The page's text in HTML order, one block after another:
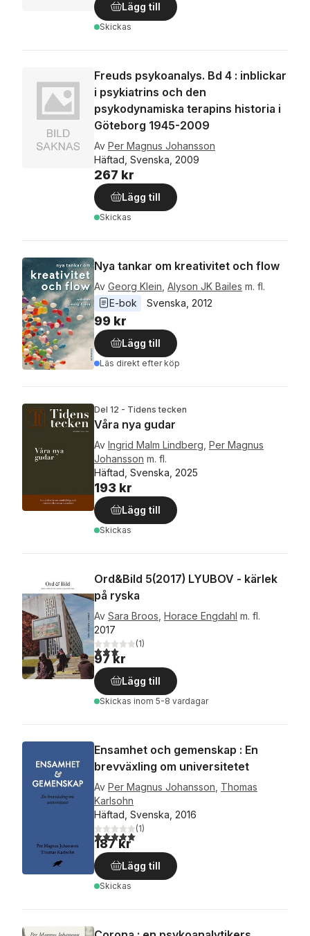
Lägg till
Skickas
Freuds psykoanalys. Bd 4 : inblickar
i psykiatrins och den
psykodynamiska terapins historia i
Göteborg 1945-2009
Av Per Magnus Johansson
Häftad, Svenska, 2009
267 kr
Lägg till
Skickas
Nya tankar om kreativitet och flow
Av Georg Klein Alyson JK Bailes m. fl.
E-bok
Svenska 2012
99 kr
Lägg till
Läs direkt efter köp
Del 12 - Tidens tecken
Våra nya gudar
Av Ingrid Malm Lindberg Per Magnus
Johansson m. fl.
Häftad, Svenska, 2025
193 kr
Lägg till
Skickas
Ord&Bild 5(2017) LYUBOV - kärlek
på ryska
Av Sara Broos Horace Engdahl m. fl.
2017
3,0utav 5 stjärnor. Totalt antal röster:
(1)
97 kr
Lägg till
Skickas inom 5-8 vardagar
Ensamhet och gemenskap : En
brevväxling om universitetet
Av Per Magnus Johansson Thomas
Karlsohn
Häftad, Svenska, 2016
5,0utav 5 stjärnor. Totalt antal röster:
(1)
187 kr
Lägg till
Skickas